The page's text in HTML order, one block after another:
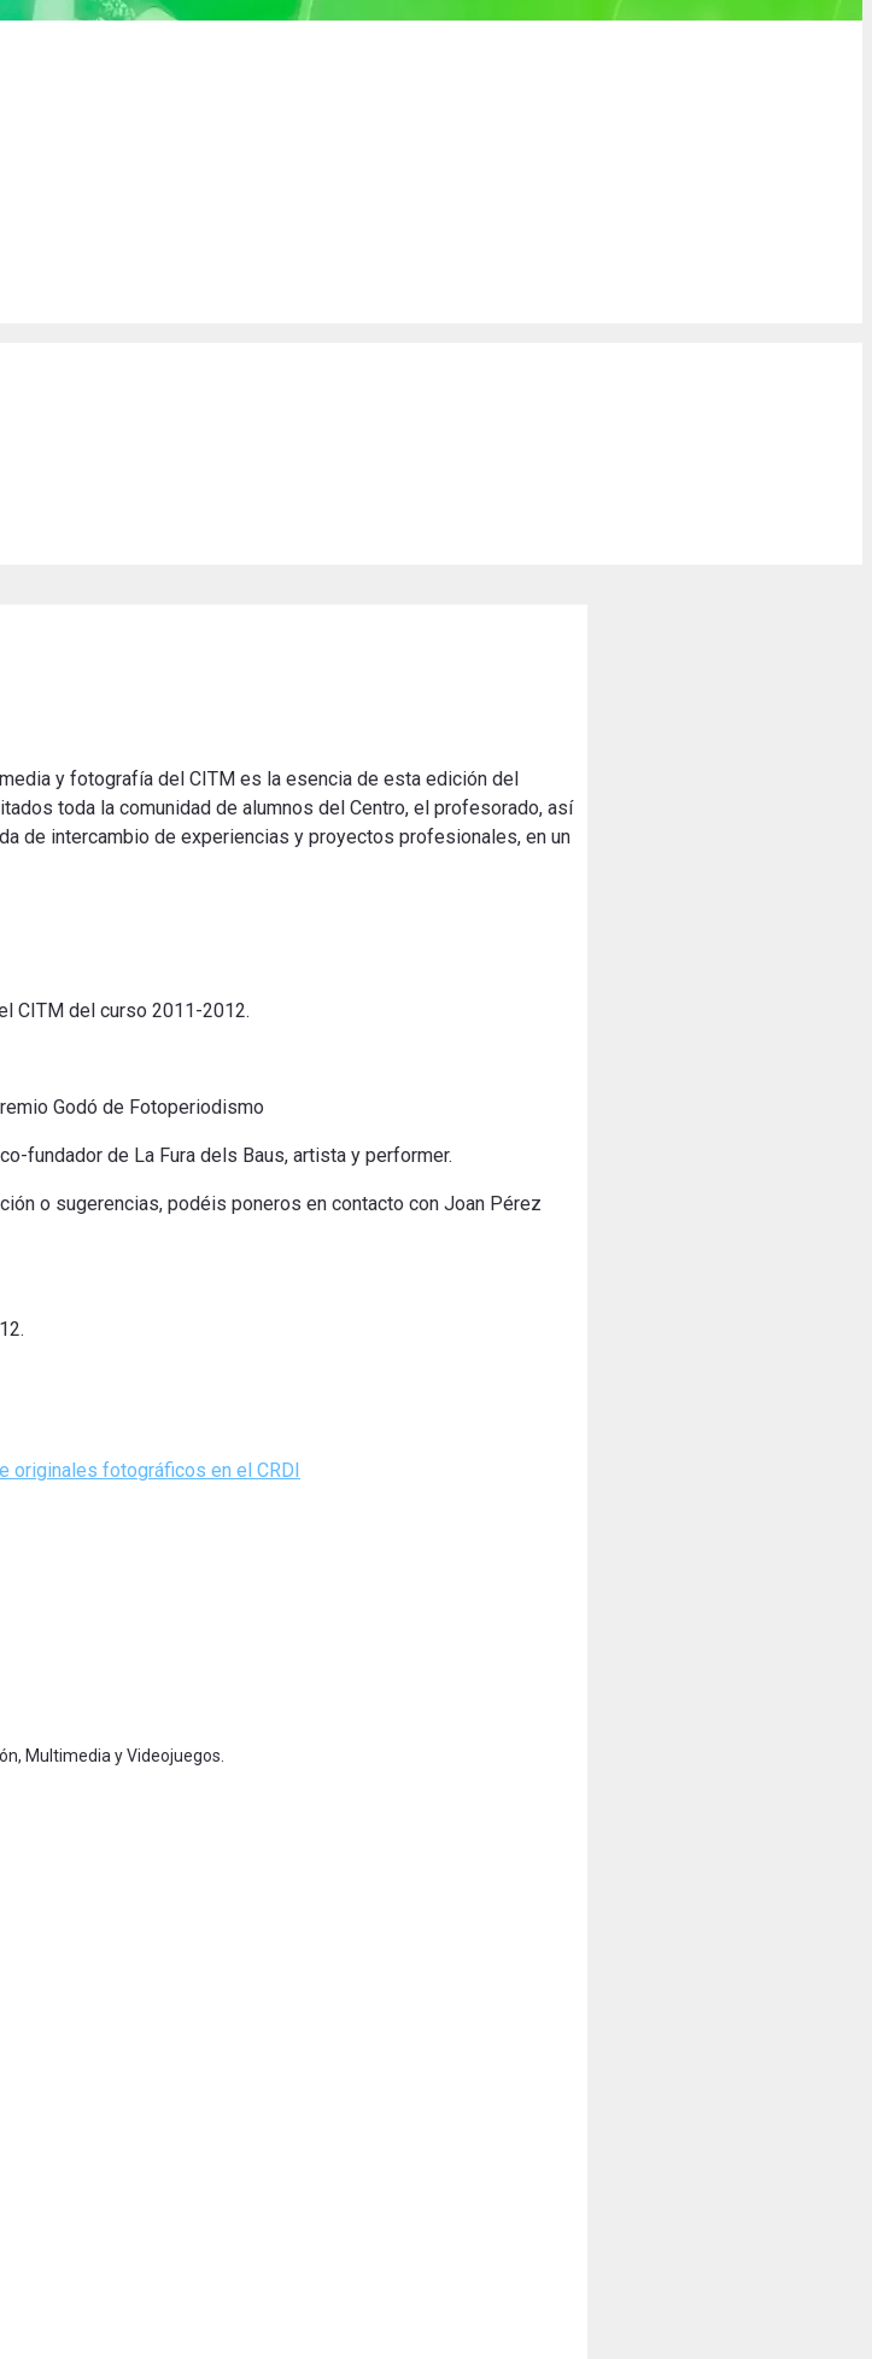
y fotografía del CITM es la esencia de esta edición del
toda la comunidad de alumnos del Centro, el profesorado, así
de intercambio de experiencias y proyectos profesionales, en un
CITM del curso 2011-2012.
Godó de Fotoperiodismo
co-fundador de La Fura dels Baus, artista y performer.
o sugerencias, podéis poneros en contacto con Joan Pérez
originales fotográficos en el CRDI
Multimedia y Videojuegos.